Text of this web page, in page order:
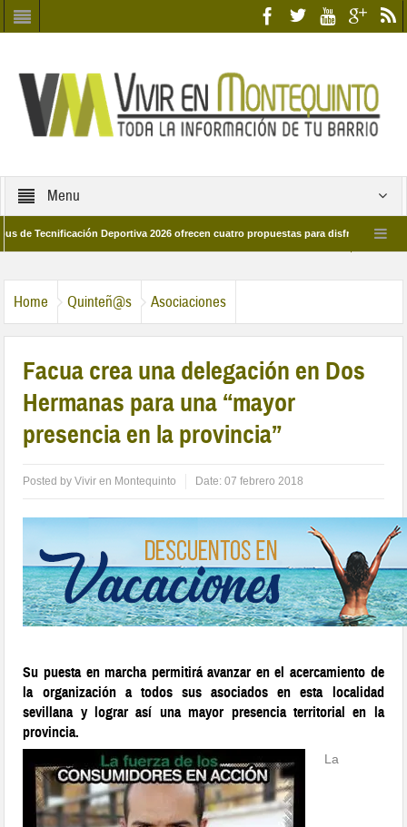
Menu
Deportiva 2026 ofrecen cuatro propuestas para disfrutar del deporte
Home Quinteñ@s Asociaciones
Facua crea una delegación en Dos
Hermanas para una “mayor
presencia en la provincia”
Posted byVivir en Montequinto Date:07 febrero 2018
Su puesta en marcha permitirá avanzar en el acercamiento de
la organización a todos sus asociados en esta localidad
sevillana y lograr así una mayor presencia territorial en la
provincia.
La